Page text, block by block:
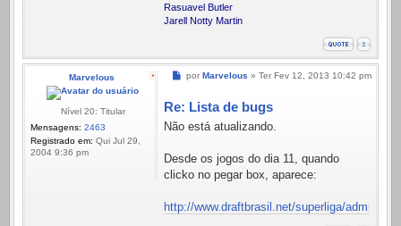
Rasuavel Butler
Jarell Notty Martin
Marvelous
Nível 20: Titular
Mensagens: 2463
Registrado em: Qui Jul 29,
2004 9:36 pm
Mensagem
por Marvelous » Ter Fev 12, 2013 10:42 pm
Re: Lista de bugs
Não está atualizando.
Desde os jogos do dia 11, quando
clicko no pegar box, aparece:
http://www.draftbrasil.net/superliga/admin/